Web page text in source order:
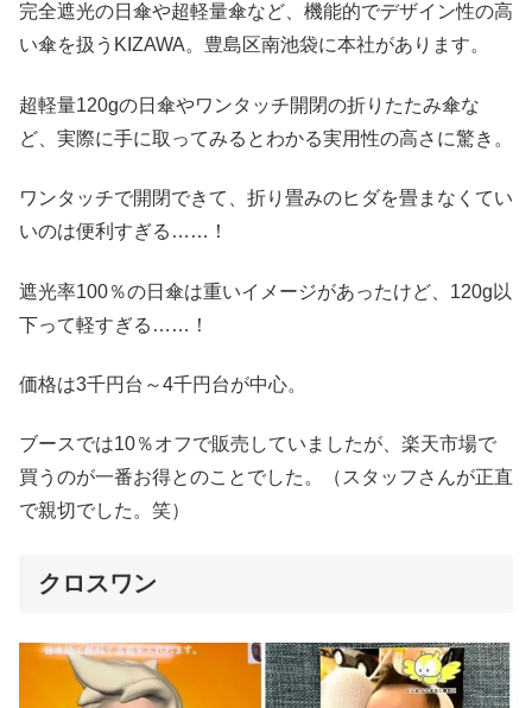
完全遮光の日傘や超軽量傘など、機能的でデザイン性の高
い傘を扱うKIZAWA。豊島区南池袋に本社があります。
超軽量120gの日傘やワンタッチ開閉の折りたたみ傘な
ど、実際に手に取ってみるとわかる実用性の高さに驚き。
ワンタッチで開閉できて、折り畳みのヒダを畳まなくてい
いのは便利すぎる……！
遮光率100％の日傘は重いイメージがあったけど、120g以
下って軽すぎる……！
価格は3千円台～4千円台が中心。
ブースでは10％オフで販売していましたが、楽天市場で
買うのが一番お得とのことでした。（スタッフさんが正直
で親切でした。笑）
クロスワン